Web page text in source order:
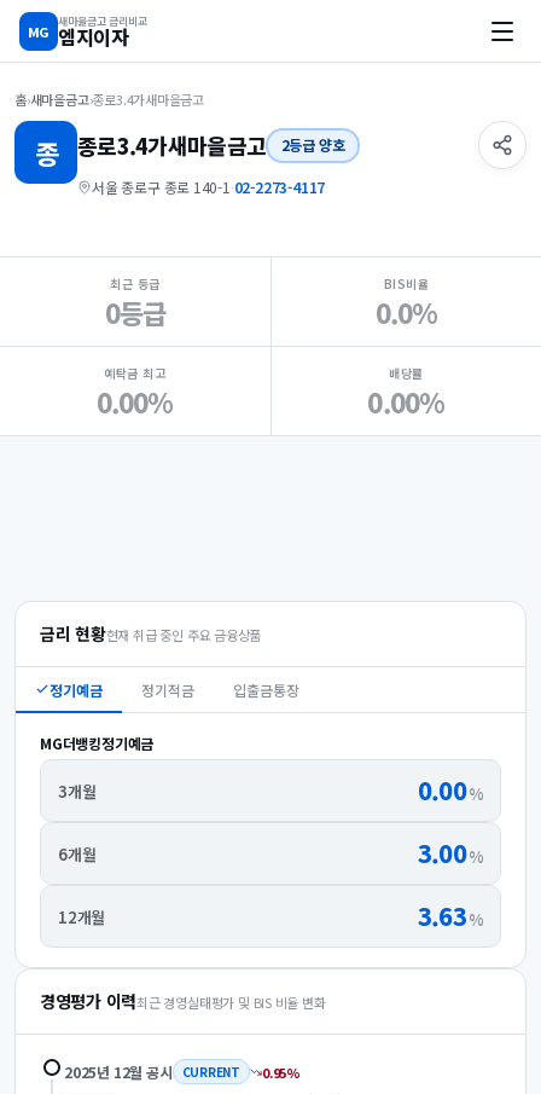
MG
새마을금고 금리비교
엠지이자
홈›새마을금고›종로3.4가새마을금고
종 종로3.4가새마을금고 2등급 양호
서울 종로구 종로 140-1 ·02-2273-4117
지점 핵심 지표 요약
최근 등급
0등급
BIS비율
0.0%
예탁금 최고
0.00%
배당률
0.00%
금리 현황현재 취급 중인 주요 금융상품
정기예금 정기적금 입출금통장
MG더뱅킹정기예금
3개월 0.00%
6개월 3.00%
12개월 3.63%
경영평가 이력최근 경영실태평가 및 BIS 비율 변화
2025년 12월 공시 CURRENT 0.95%